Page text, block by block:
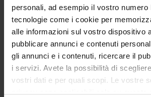
personali, ad esempio il vostro numero
tecnologie come i cookie per
alle informazioni sul vostro dispositivo
pubblicare annunci e contenuti
gli annunci e i contenuti, ricercare il
i servizi. Avete la possibilità di
vostri dati e per quali scopi. Le vostre
privacy sono applicabili solo su questa
POD - Piano Operativo di